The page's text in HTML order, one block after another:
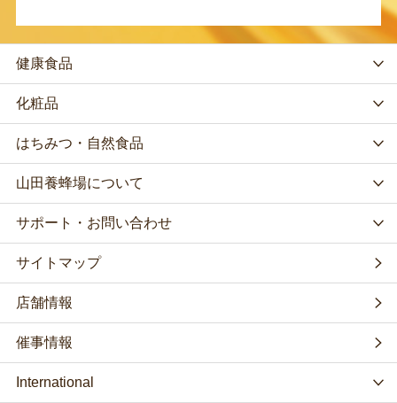
健康食品
化粧品
はちみつ・自然食品
山田養蜂場について
サポート・お問い合わせ
サイトマップ
店舗情報
催事情報
International